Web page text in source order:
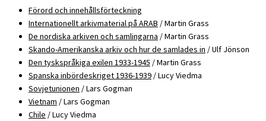
Förord och innehållsförteckning
Internationellt arkivmaterial på ARAB / Martin Grass
De nordiska arkiven och samlingarna / Martin Grass
Skando-Amerikanska arkiv och hur de samlades in / Ulf Jönson
Den tyskspråkiga exilen 1933-1945 / Martin Grass
Spanska inbördeskriget 1936-1939 / Lucy Viedma
Sovjetunionen / Lars Gogman
Vietnam / Lars Gogman
Chile / Lucy Viedma